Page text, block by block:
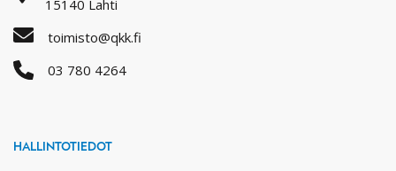
15140 Lahti
toimisto@qkk.fi
03 780 4264
HALLINTOTIEDOT